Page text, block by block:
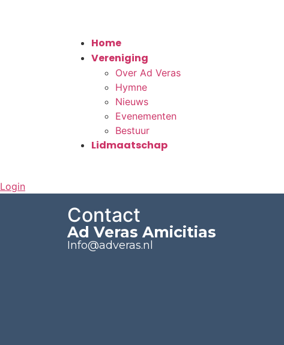
Home
Vereniging
Over Ad Veras
Hymne
Nieuws
Evenementen
Bestuur
Lidmaatschap
Login
Contact
Ad Veras Amicitias
Info@adveras.nl